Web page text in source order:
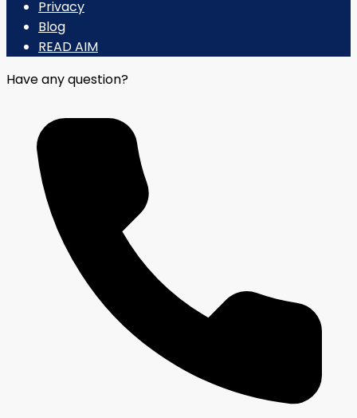
Privacy
Blog
READ AIM
Have any question?